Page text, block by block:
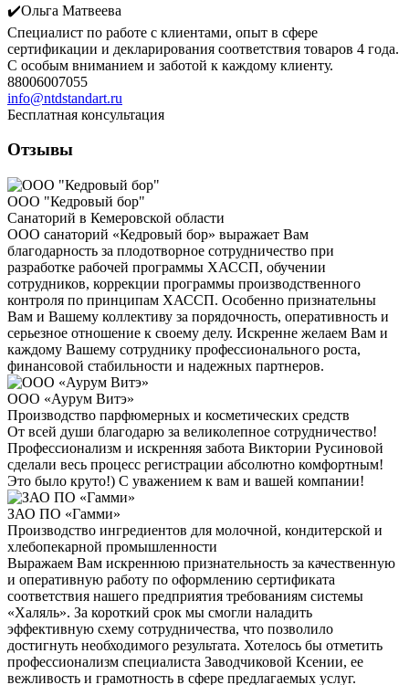
✔️Ольга Матвеева
Специалист по работе с клиентами, опыт в сфере
сертификации и декларирования соответствия товаров 4 года.
С особым вниманием и заботой к каждому клиенту.
88006007055
info@ntdstandart.ru
Бесплатная консультация
Отзывы
ООО "Кедровый бор"
Санаторий в Кемеровской области
ООО санаторий «Кедровый бор» выражает Вам
благодарность за плодотворное сотрудничество при
разработке рабочей программы ХАССП, обучении
сотрудников, коррекции программы производственного
контроля по принципам ХАССП. Особенно признательны
Вам и Вашему коллективу за порядочность, оперативность и
серьезное отношение к своему делу. Искренне желаем Вам и
каждому Вашему сотруднику профессионального роста,
финансовой стабильности и надежных партнеров.
ООО «Аурум Витэ»
Производство парфюмерных и косметических средств
От всей души благодарю за великолепное сотрудничество!
Профессионализм и искренняя забота Виктории Русиновой
сделали весь процесс регистрации абсолютно комфортным!
Это было круто!) С уважением к вам и вашей компании!
ЗАО ПО «Гамми»
Производство ингредиентов для молочной, кондитерской и
хлебопекарной промышленности
Выражаем Вам искреннюю признательность за качественную
и оперативную работу по оформлению сертификата
соответствия нашего предприятия требованиям системы
«Халяль». За короткий срок мы смогли наладить
эффективную схему сотрудничества, что позволило
достигнуть необходимого результата. Хотелось бы отметить
профессионализм специалиста Заводчиковой Ксении, ее
вежливость и грамотность в сфере предлагаемых услуг.